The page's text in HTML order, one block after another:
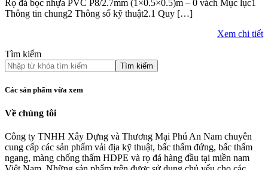
Rọ đá bọc nhựa PVC P8/2.7mm (1×0.5×0.5)m – 0 vách Mục lục1
Thông tin chung2 Thông số kỹ thuật2.1 Quy […]
Xem chi tiết
Tìm kiếm
Tìm kiếm
Các sản phẩm vừa xem
Về chúng tôi
Công ty TNHH Xây Dựng và Thương Mại Phú An Nam chuyên
cung cấp các sản phẩm vải địa kỹ thuật, bấc thấm đứng, bấc thấm
ngang, màng chống thấm HDPE và rọ đá hàng đầu tại miền nam